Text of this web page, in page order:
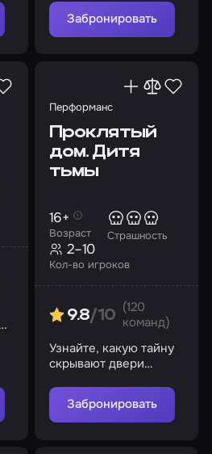
глаза братьям
Забронировать
Перформанс
Проклятый
дом. Дитя
тьмы
Возраст
16+
Страшность
Кол-во игроков
2–10
9.8/10
(120
команд)
Узнайте, какую тайну
скрывают двери
Забронировать